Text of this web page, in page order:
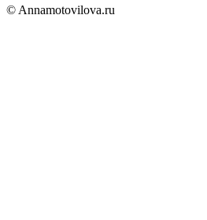
© Annamotovilova.ru